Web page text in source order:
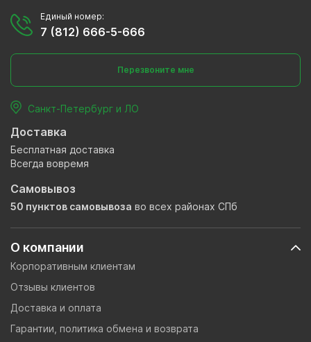
О компании
Корпоративным клиентам
Отзывы клиентов
Доставка и оплата
Гарантии, политика обмена и возврата
Единый номер:
7 (812) 666-5-666
Перезвоните мне
Санкт-Петербург и ЛО
Доставка
Бесплатная доставка
Всегда вовремя
Самовывоз
50 пунктов самовывоза во всех районах СПб